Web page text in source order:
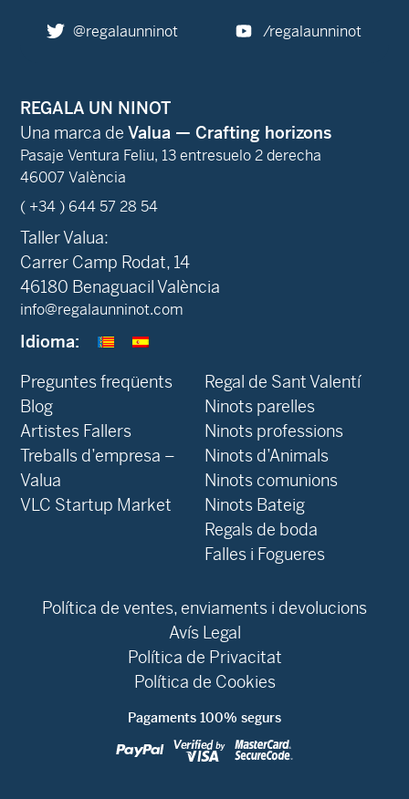
@regalaunninot /regalaunninot
REGALA UN NINOT
Una marca de Valua — Crafting horizons
Pasaje Ventura Feliu, 13 entresuelo 2 derecha
46007 València
( +34 ) 644 57 28 54
Taller Valua:
Carrer Camp Rodat, 14
46180 Benaguacil València
info@regalaunninot.com
Idioma:
Preguntes freqüents
Blog
‍Artistes Fallers
Treballs d’empresa –
Valua
VLC Startup Market
Regal de Sant Valentí
Ninots parelles
Ninots professions
Ninots d’Animals
Ninots comunions
Ninots Bateig
Regals de boda
Falles i Fogueres
Política de ventes, enviaments i devolucions
Avís Legal
Política de Privacitat
Política de Cookies
Pagaments 100% segurs